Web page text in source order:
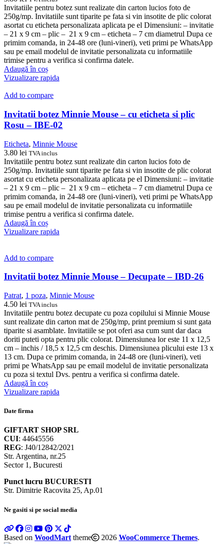
Invitatiile pentru botez sunt realizate din carton lucios foto de
250g/mp. Invitatiile sunt tiparite pe fata si vin insotite de plic colorat
asortat cu eticheta personalizata aplicata pe el Dimensiuni: – invitatie
– 21 x 9 cm – plic – 21 x 9 cm – eticheta – 7 cm diametrul Dupa ce
primim comanda, in 24-48 ore (luni-vineri), veti primi pe WhatsApp
sau pe email modelul de invitatie personalizata cu informatiile
trimise pentru a verifica si confirma datele.
Adaugă în coș
Vizualizare rapida
Add to compare
Invitatii botez Minnie Mouse – cu eticheta si plic
Rosu – IBE-02
Eticheta, Minnie Mouse
3.80 lei TVA inclus
Invitatiile pentru botez sunt realizate din carton lucios foto de
250g/mp. Invitatiile sunt tiparite pe fata si vin insotite de plic colorat
asortat cu eticheta personalizata aplicata pe el Dimensiuni: – invitatie
– 21 x 9 cm – plic – 21 x 9 cm – eticheta – 7 cm diametrul Dupa ce
primim comanda, in 24-48 ore (luni-vineri), veti primi pe WhatsApp
sau pe email modelul de invitatie personalizata cu informatiile
trimise pentru a verifica si confirma datele.
Adaugă în coș
Vizualizare rapida
Add to compare
Invitatii botez Minnie Mouse – Decupate – IBD-26
Patrat, 1 poza, Minnie Mouse
4.50 lei TVA inclus
Invitatiile pentru botez decupate cu poza copilului si Minnie Mouse
sunt realizate din carton mat de 250g/mp, print premium si sunt gata
tiparite si asamblate. Invitatiile se pot oferi asa cum sunt dar daca
doriti puteti opta pentru plic colorat. Dimensiunea lor este 11 x 12,5
cm – inchis / 18,5 x 12,5 cm deschis. Dimensiunea plicului este 13 x
13 cm. Dupa ce primim comanda, in 24-48 ore (luni-vineri), veti
primi pe WhatsApp sau pe email modelul de invitatie personalizata
cu poza si textul Dvs. pentru a verifica si confirma datele.
Adaugă în coș
Vizualizare rapida
Date firma
GIFTART SHOP SRL
CUI: 44645556
REG: J40/12842/2021
Str. Argentina, nr.25
Sector 1, Bucuresti
Punct lucru BUCURESTI
Str. Dimitrie Racovita 25, Ap.01
Ne gasiti si pe social media
Based on WoodMart theme 2026 WooCommerce Themes.